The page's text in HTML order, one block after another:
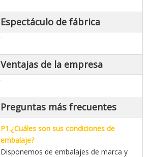
Espectáculo de fábrica
Ventajas de la empresa
Preguntas más frecuentes
P1.¿Cuáles son sus condiciones de
embalaje?
Disponemos de embalajes de marca y